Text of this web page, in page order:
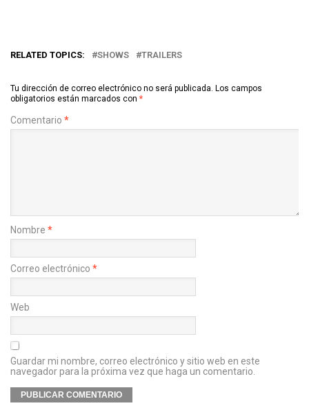
RELATED TOPICS: SHOWS TRAILERS
Tu dirección de correo electrónico no será publicada. Los campos
obligatorios están marcados con *
Comentario *
Nombre *
Correo electrónico *
Web
Guardar mi nombre, correo electrónico y sitio web en este
navegador para la próxima vez que haga un comentario.